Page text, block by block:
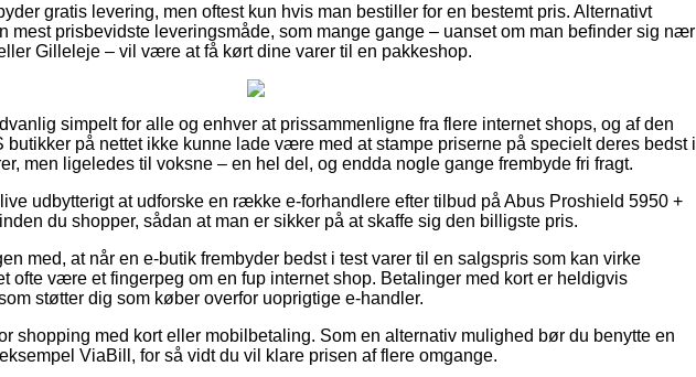
gratis levering, men oftest kun hvis man bestiller for en bestemt pris. Alternativt
mest prisbevidste leveringsmåde, som mange gange – uanset om man befinder sig nær
Gilleleje – vil være at få kørt dine varer til en pakkeshop.
simpelt for alle og enhver at prissammenligne fra flere internet shops, og af den
butikker på nettet ikke kunne lade være med at stampe priserne på specielt deres bedst i
men ligeledes til voksne – en hel del, og endda nogle gange frembyde fri fragt.
udbytterigt at udforske en række e-forhandlere efter tilbud på Abus Proshield 5950 +
du shopper, sådan at man er sikker på at skaffe sig den billigste pris.
med, at når en e-butik frembyder bedst i test varer til en salgspris som kan virke
ofte være et fingerpeg om en fup internet shop. Betalinger med kort er heldigvis
støtter dig som køber overfor uoprigtige e-handler.
shopping med kort eller mobilbetaling. Som en alternativ mulighed bør du benytte en
ViaBill, for så vidt du vil klare prisen af flere omgange.